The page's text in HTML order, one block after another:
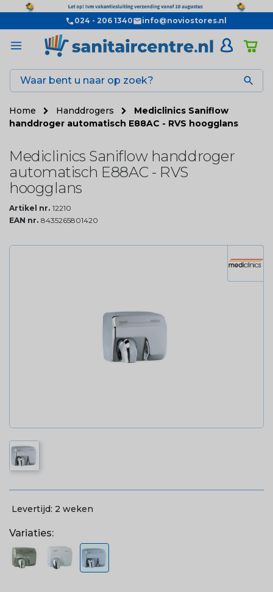
024 - 206 1340 info@noviostores.nl

Home Handdrogers
Mediclinics Saniflow
handdroger automatisch E88AC - RVS hoogglans
Mediclinics Saniflow handdroger
automatisch E88AC - RVS
hoogglans
Artikel nr. 12210
EAN nr. 8435265801420
Levertijd: 2 weken
Variaties: